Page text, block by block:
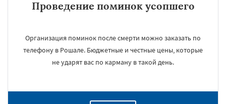
Проведение поминок усопшего
Организация поминок после смерти можно заказать по
телефону в Рошале. Бюджетные и честные цены, которые
не ударят вас по карману в такой день.